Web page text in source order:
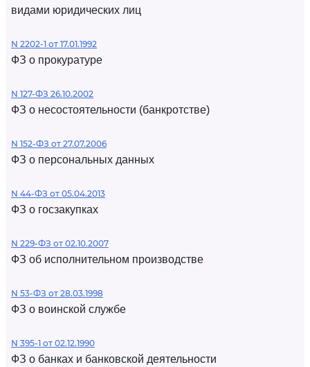
видами юридических лиц
N 2202-1 от 17.01.1992
ФЗ о прокуратуре
N 127-ФЗ 26.10.2002
ФЗ о несостоятельности (банкротстве)
N 152-ФЗ от 27.07.2006
ФЗ о персональных данных
N 44-ФЗ от 05.04.2013
ФЗ о госзакупках
N 229-ФЗ от 02.10.2007
ФЗ об исполнительном производстве
N 53-ФЗ от 28.03.1998
ФЗ о воинской службе
N 395-1 от 02.12.1990
ФЗ о банках и банковской деятельности